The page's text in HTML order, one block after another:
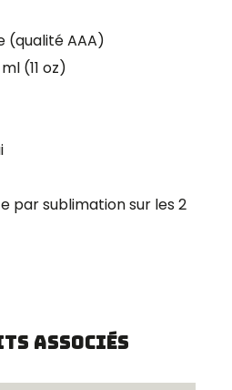
(qualité AAA)
(11 oz)
par sublimation sur les 2
associés